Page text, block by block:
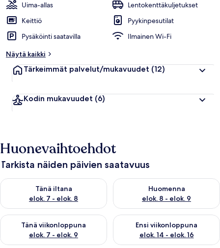
Uima-allas
Lentokenttäkuljetukset
Keittiö
Pyykinpesutilat
Pysäköinti saatavilla
Ilmainen Wi-Fi
Näytä kaikki
Tärkeimmät palvelut/mukavuudet (12)
Kodin mukavuudet (6)
Huonevaihtoehdot
Tarkista näiden päivien saatavuus
Tänä iltana
elok. 7 - elok. 8
Tarkista tämän illan saatavuus elok. 7 - elok. 8
Huomenna
elok. 8 - elok. 9
Tarkista huomisen saatavuus
Tänä viikonloppuna
elok. 7 - elok. 9
Tarkista tämän viikonlopun saatavuus elok. 7 - elok. 9
Ensi viikonloppuna
elok. 14 - elok. 16
Tarkista ensi viikonlopun